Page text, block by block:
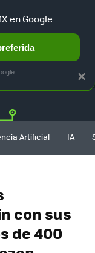
LIBRE
Artificial IA
con sus
de 400
×
en Google